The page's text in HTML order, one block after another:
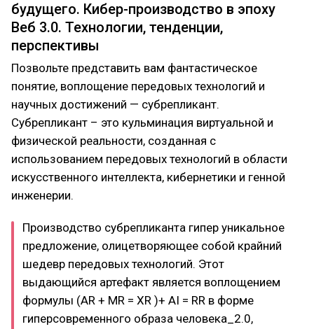
будущего. Кибер-производство в эпоху
Веб 3.0. Технологии, тенденции,
перспективы
Позвольте представить вам фантастическое
понятие, воплощение передовых технологий и
научных достижений — субрепликант.
Субрепликант – это кульминация виртуальной и
физической реальности, созданная с
использованием передовых технологий в области
искусственного интеллекта, кибернетики и генной
инженерии.
Производство субрепликанта гипер уникальное
предложение, олицетворяющее собой крайний
шедевр передовых технологий. Этот
выдающийся артефакт является воплощением
формулы (AR + MR = ХR )+ AI = RR в форме
гиперсовременного образа человека_2.0,